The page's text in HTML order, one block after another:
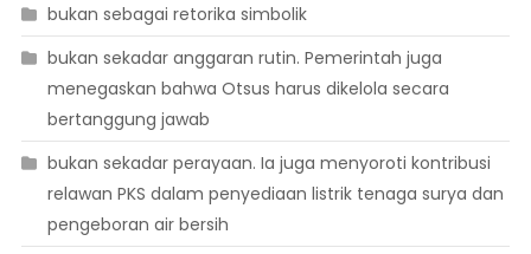
bukan sebagai retorika simbolik
bukan sekadar anggaran rutin. Pemerintah juga
menegaskan bahwa Otsus harus dikelola secara
bertanggung jawab
bukan sekadar perayaan. Ia juga menyoroti kontribusi
relawan PKS dalam penyediaan listrik tenaga surya dan
pengeboran air bersih